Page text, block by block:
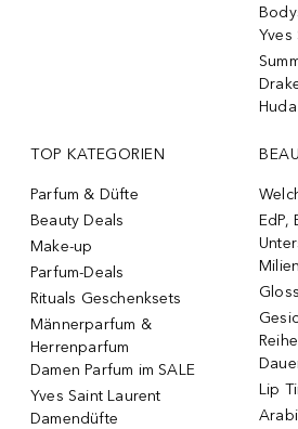
Yves
TOP KATEGORIEN
Parfum & Düfte
Beauty Deals
Make-up
Parfum-Deals
Rituals Geschenksets
Männerparfum &
Herrenparfum
Damen Parfum im SALE
Yves Saint Laurent
Damendüfte
EdP,
Lip